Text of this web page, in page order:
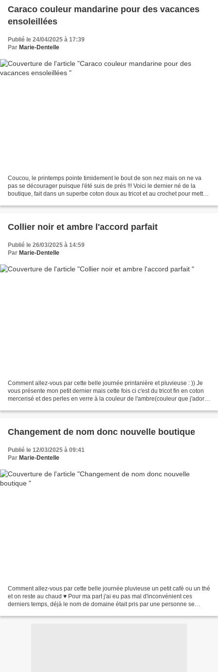
Caraco couleur mandarine pour des vacances
ensoleillées
Publié le 24/04/2025 à 17:39
Par Marie-Dentelle
Coucou, le printemps pointe timidement le bout de son nez mais on ne va
pas se décourager puisque l'été suis de prés !!! Voici le dernier né de la
boutique, fait dans un superbe coton doux au tricot et au crochet pour mettre
Collier noir et ambre l'accord parfait
Publié le 26/03/2025 à 14:59
Par Marie-Dentelle
Comment allez-vous par cette belle journée printanière et pluvieuse : )) Je
vous présente mon petit dernier mais cette fois ci c'est du tricot fin en coton
mercerisé et des perles en verre à la couleur de l'ambre(couleur que j'adore
Changement de nom donc nouvelle boutique
Publié le 12/03/2025 à 09:41
Par Marie-Dentelle
Comment allez-vous par cette belle journée pluvieuse un petit café ou un thé
et on reste au chaud ♥ Pour ma part j'ai eu pas mal d'inconvénient ces
derniers temps, déjà le nom de domaine était pris par une personne se